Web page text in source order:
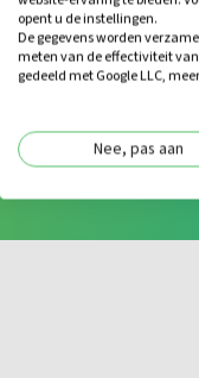
Hardhouten
Geschaafd |
21,50
opent u de instellingen.
De gegevens worden
meten van de effectiviteit
gedeeld met Google LLC,
Nee, pas aan